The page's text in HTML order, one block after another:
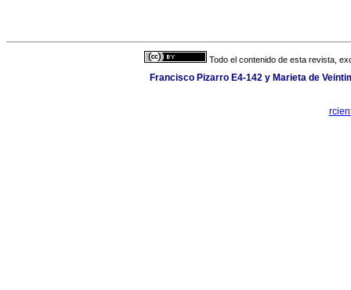
Todo el contenido de esta revista,
Francisco Pizarro E4-142 y Marieta de